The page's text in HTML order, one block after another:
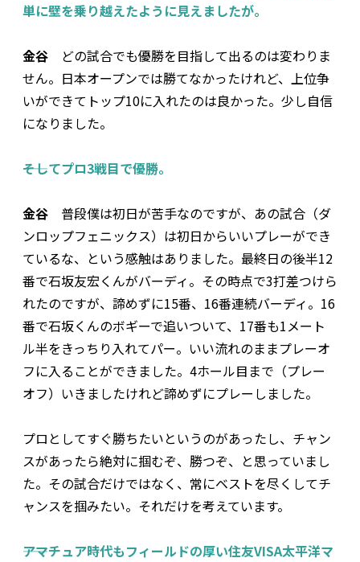
単に壁を乗り越えたように見えましたが。
金谷 どの試合でも優勝を目指して出るのは変わりま
せん。日本オープンでは勝てなかったけれど、上位争
いができてトップ10に入れたのは良かった。少し自信
になりました。
――そしてプロ3戦目で優勝。
金谷 普段僕は初日が苦手なのですが、あの試合（ダ
ンロップフェニックス）は初日からいいプレーができ
ているな、という感触はありました。最終日の後半12
番で石坂友宏くんがバーディ。その時点で3打差つけら
れたのですが、諦めずに15番、16番連続バーディ。16
番で石坂くんのボギーで追いついて、17番も1メート
ル半をきっちり入れてパー。いい流れのままプレーオ
フに入ることができました。4ホール目まで（プレー
オフ）いきましたけれど諦めずにプレーしました。
プロとしてすぐ勝ちたいというのがあったし、チャン
スがあったら絶対に掴むぞ、勝つぞ、と思っていまし
た。その試合だけではなく、常にベストを尽くしてチ
ャンスを掴みたい。それだけを考えています。
――アマチュア時代もフィールドの厚い住友VISA太平洋マ